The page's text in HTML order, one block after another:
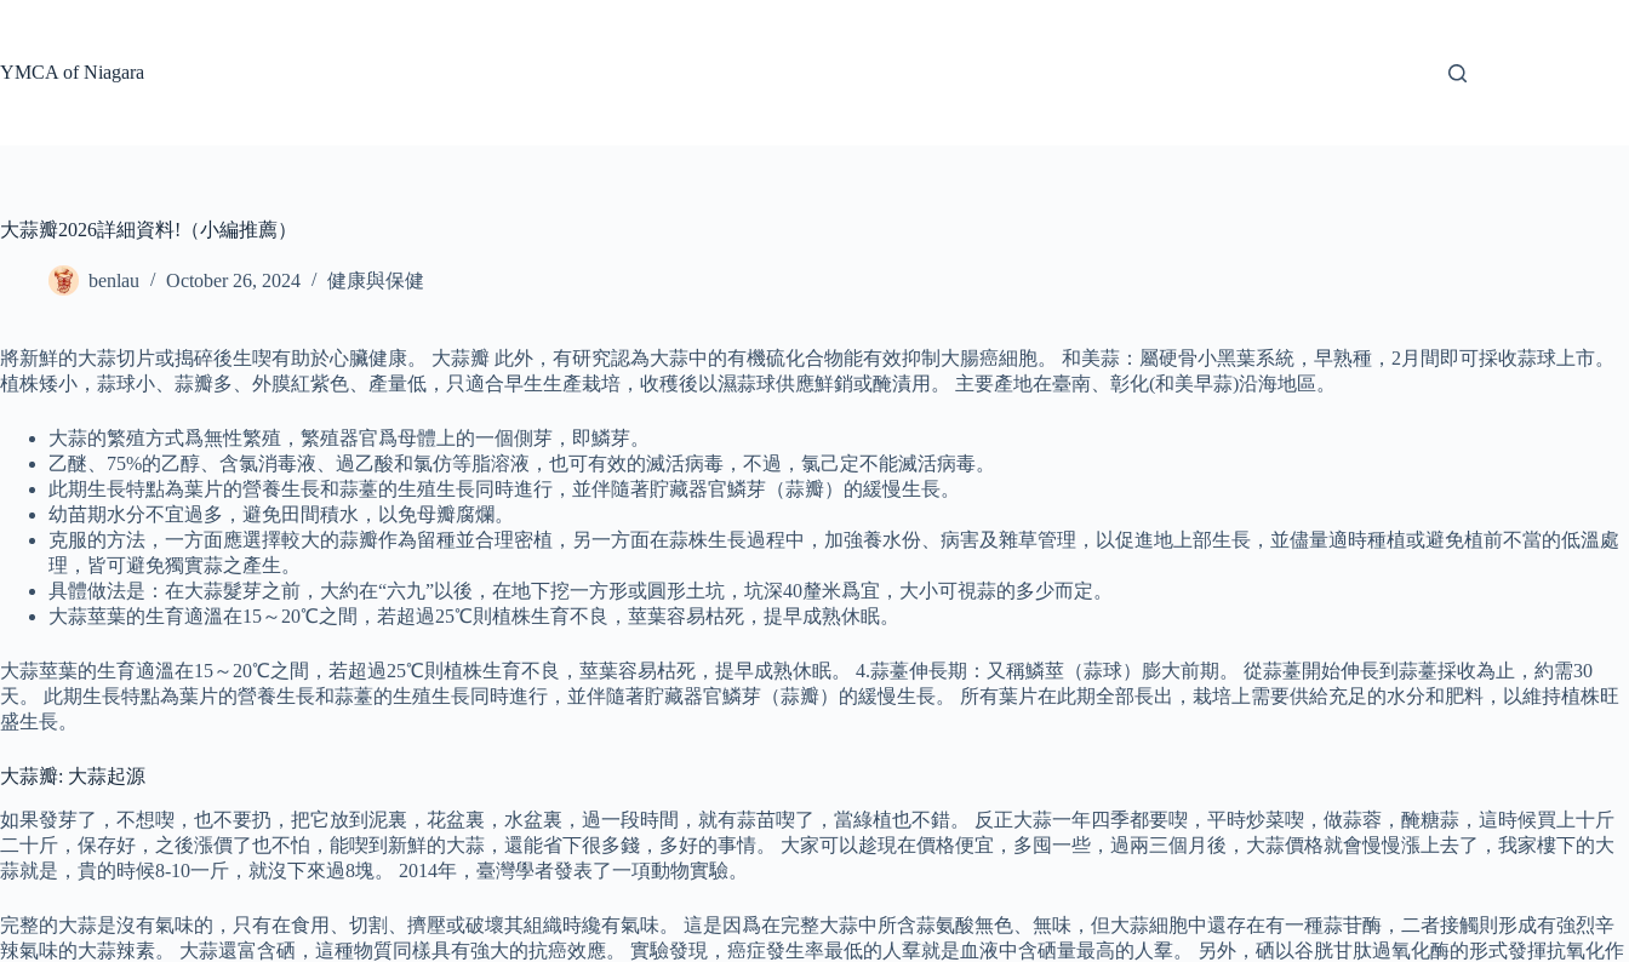
YMCA of Niagara
大蒜瓣2026詳細資料!（小編推薦）
benlau October 26, 2024 健康與保健
將新鮮的大蒜切片或搗碎後生喫有助於心臟健康。 大蒜瓣 此外，有研究認為大蒜中的有機硫化合物能有效抑制大腸癌細胞。 和美蒜：屬硬骨小黑葉系統，早熟種，2月間即可採收蒜球上市。
植株矮小，蒜球小、蒜瓣多、外膜紅紫色、產量低，只適合早生生產栽培，收穫後以濕蒜球供應鮮銷或醃漬用。 主要產地在臺南、彰化(和美早蒜)沿海地區。
大蒜的繁殖方式爲無性繁殖，繁殖器官爲母體上的一個側芽，即鱗芽。
乙醚、75%的乙醇、含氯消毒液、過乙酸和氯仿等脂溶液，也可有效的滅活病毒，不過，氯己定不能滅活病毒。
此期生長特點為葉片的營養生長和蒜薹的生殖生長同時進行，並伴隨著貯藏器官鱗芽（蒜瓣）的緩慢生長。
幼苗期水分不宜過多，避免田間積水，以免母瓣腐爛。
克服的方法，一方面應選擇較大的蒜瓣作為留種並合理密植，另一方面在蒜株生長過程中，加強養水份、病害及雜草管理，以促進地上部生長，並儘量適時種植或避免植前不當的低溫處
理，皆可避免獨實蒜之產生。
具體做法是：在大蒜髮芽之前，大約在“六九”以後，在地下挖一方形或圓形土坑，坑深40釐米爲宜，大小可視蒜的多少而定。
大蒜莖葉的生育適溫在15～20℃之間，若超過25℃則植株生育不良，莖葉容易枯死，提早成熟休眠。
大蒜莖葉的生育適溫在15～20℃之間，若超過25℃則植株生育不良，莖葉容易枯死，提早成熟休眠。 4.蒜薹伸長期：又稱鱗莖（蒜球）膨大前期。 從蒜薹開始伸長到蒜薹採收為止，約需30
天。 此期生長特點為葉片的營養生長和蒜薹的生殖生長同時進行，並伴隨著貯藏器官鱗芽（蒜瓣）的緩慢生長。 所有葉片在此期全部長出，栽培上需要供給充足的水分和肥料，以維持植株旺
盛生長。
大蒜瓣: 大蒜起源
如果發芽了，不想喫，也不要扔，把它放到泥裏，花盆裏，水盆裏，過一段時間，就有蒜苗喫了，當綠植也不錯。 反正大蒜一年四季都要喫，平時炒菜喫，做蒜蓉，醃糖蒜，這時候買上十斤
二十斤，保存好，之後漲價了也不怕，能喫到新鮮的大蒜，還能省下很多錢，多好的事情。 大家可以趁現在價格便宜，多囤一些，過兩三個月後，大蒜價格就會慢慢漲上去了，我家樓下的大
蒜就是，貴的時候8-10一斤，就沒下來過8塊。 2014年，臺灣學者發表了一項動物實驗。
完整的大蒜是沒有氣味的，只有在食用、切割、擠壓或破壞其組織時纔有氣味。 這是因爲在完整大蒜中所含蒜氨酸無色、無味，但大蒜細胞中還存在有一種蒜苷酶，二者接觸則形成有強烈辛
辣氣味的大蒜辣素。 大蒜還富含硒，這種物質同樣具有強大的抗癌效應。 實驗發現，癌症發生率最低的人羣就是血液中含硒量最高的人羣。 另外，硒以谷胱甘肽過氧化酶的形式發揮抗氧化作